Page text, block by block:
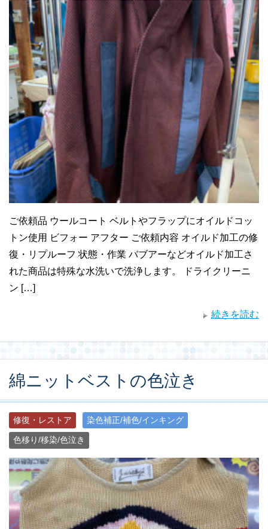
ご依頼品 ウールコート ベルトやフラップにオイルドコッ
トン使用 ビフォー アフター ご依頼内容 オイルド加工の修
復・リプルーフ 状態・作業 バブアーなどオイルド加工さ
れた商品は特殊な水洗いで洗浄します。 ドライクリーニ
ン […]
続きを読む
綿ニットベストの色泣き
修復・レストア 染色補正/補色/インキング
色移り/移染/色泣き